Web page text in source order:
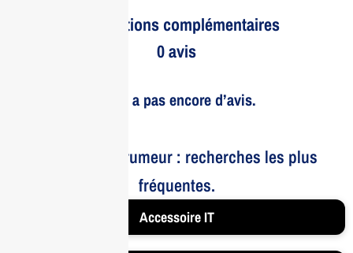
Informations complémentaires
0 avis
Il n’y a pas encore d’avis.
Le bruit et la rumeur : recherches les plus
fréquentes.
Accessoire IT